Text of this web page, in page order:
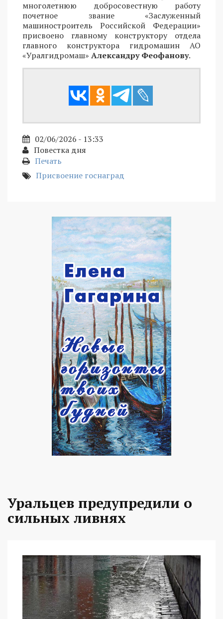
многолетнюю добросовестную работу
почетное звание «Заслуженный
машиностроитель Российской Федерации»
присвоено главному конструктору отдела
главного конструктора гидромашин АО
«Уралгидромаш» Александру Феофанову.
02/06/2026 - 13:33
Повестка дня
Печать
Присвоение госнаград
Уральцев предупредили о
сильных ливнях